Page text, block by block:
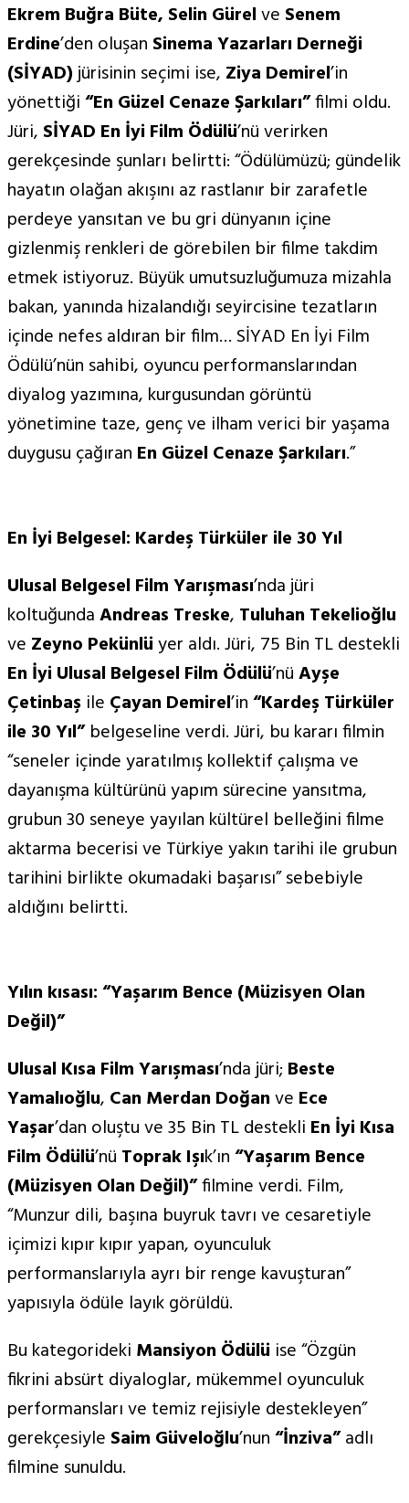
Ekrem Buğra Büte, Selin Gürelve Senem
Erdine’den oluşan Sinema Yazarları Derneği
(SİYAD)jürisinin seçimi ise, Ziya Demirel’in
yönettiği“En Güzel Cenaze Şarkıları”filmi oldu.
Jüri, SİYAD En İyi Film Ödülü’nü verirken
gerekçesinde şunları belirtti: “Ödülümüzü; gündelik
hayatın olağan akışını az rastlanır bir zarafetle
perdeye yansıtan ve bu gri dünyanın içine
gizlenmiş renkleri de görebilen bir filme takdim
etmek istiyoruz. Büyük umutsuzluğumuza mizahla
bakan, yanında hizalandığı seyircisine tezatların
içinde nefes aldıran bir film… SİYAD En İyi Film
Ödülü’nün sahibi, oyuncu performanslarından
diyalog yazımına, kurgusundan görüntü
yönetimine taze, genç ve ilham verici bir yaşama
duygusu çağıran En Güzel Cenaze Şarkıları.”
En İyi Belgesel: Kardeş Türküler ile 30 Yıl
Ulusal Belgesel Film Yarışması’nda jüri
koltuğundaAndreas Treske, Tuluhan Tekelioğlu
ve Zeyno Pekünlüyer aldı. Jüri, 75 Bin TL destekli
En İyi Ulusal Belgesel Film Ödülü’nüAyşe
Çetinbaş ile Çayan Demirel’in“Kardeş Türküler
ile 30 Yıl”belgeseline verdi. Jüri, bu kararı filmin
“seneler içinde yaratılmış kollektif çalışma ve
dayanışma kültürünü yapım sürecine yansıtma,
grubun 30 seneye yayılan kültürel belleğini filme
aktarma becerisi ve Türkiye yakın tarihi ile grubun
tarihini birlikte okumadaki başarısı” sebebiyle
aldığını belirtti.
Yılın kısası: “Yaşarım Bence (Müzisyen Olan
Değil)”
Ulusal Kısa Film Yarışması’nda jüri; Beste
Yamalıoğlu, Can Merdan Doğanve Ece
Yaşar’dan oluştu ve 35 Bin TL destekli En İyi Kısa
Film Ödülü’nü Toprak Işık’ın“Yaşarım Bence
(Müzisyen Olan Değil)”filmine verdi. Film,
“Munzur dili, başına buyruk tavrı ve cesaretiyle
içimizi kıpır kıpır yapan, oyunculuk
performanslarıyla ayrı bir renge kavuşturan”
yapısıyla ödüle layık görüldü.
Bu kategorideki Mansiyon Ödülü ise “Özgün
fikrini absürt diyaloglar, mükemmel oyunculuk
performansları ve temiz rejisiyle destekleyen”
gerekçesiyle Saim Güveloğlu’nun“İnziva”adlı
filmine sunuldu.